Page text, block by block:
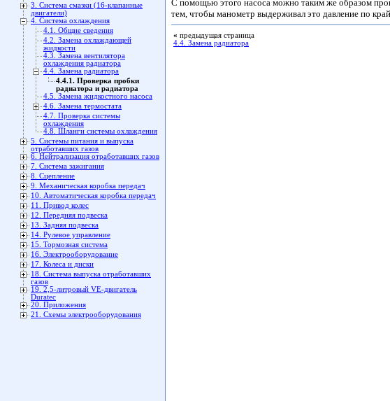
3. Система смазки (16-клапанные
двигатели)
4. Система охлаждения
4.1. Общие сведения
4.2. Замена охлаждающей
жидкости
4.3. Замена вентилятора
охлаждения радиатора
4.4. Замена радиатора
4.4.1. Проверка пробки
радиатора и радиатора
4.5. Замена жидкостного насоса
4.6. Замена термостата
4.7. Проверка системы
охлаждения
4.8. Шланги системы охлаждения
5. Системы питания и выпуска
отработавших газов
6. Нейтрализация отработавших газов
7. Система зажигания
8. Сцепление
9. Механическая коробка передач
10. Автоматическая коробка передач
11. Привод колес
12. Передняя подвеска
13. Задняя подвеска
14. Рулевое управление
15. Тормозная система
16. Электрооборудование
17. Колеса и диски
18. Система выпуска отработавших
газов
19. 2,5-литровый VЕ-двигатель
Duratec
20. Приложения
21. Схемы электрооборудования
С помощью этого насоса можно таким же образом
тем, чтобы манометр выдерживал это давление по
« предыдущая страница
4.4. Замена радиатора